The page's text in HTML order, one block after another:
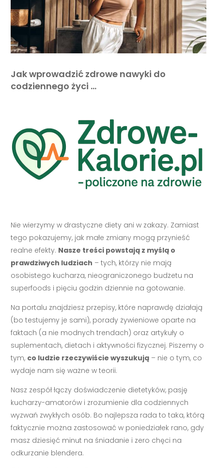
Jak wprowadzić zdrowe nawyki do
codziennego życi …
Nie wierzymy w drastyczne diety ani w zakazy. Zamiast
tego pokazujemy, jak małe zmiany mogą przynieść
realne efekty. Nasze treści powstają z myślą o
prawdziwych ludziach – tych, którzy nie mają
osobistego kucharza, nieograniczonego budżetu na
superfoods i pięciu godzin dziennie na gotowanie.
Na portalu znajdziesz przepisy, które naprawdę działają
(bo testujemy je sami), porady żywieniowe oparte na
faktach (a nie modnych trendach) oraz artykuły o
suplementach, dietach i aktywności fizycznej. Piszemy o
tym, co ludzie rzeczywiście wyszukują – nie o tym, co
wydaje nam się ważne w teorii.
Nasz zespół łączy doświadczenie dietetyków, pasję
kucharzy-amatorów i zrozumienie dla codziennych
wyzwań zwykłych osób. Bo najlepsza rada to taka, którą
faktycznie można zastosować w poniedziałek rano, gdy
masz dziesięć minut na śniadanie i zero chęci na
odkurzanie blendera.